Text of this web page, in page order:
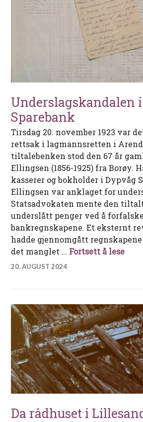
Underslagskandalen
Sparebank
Tirsdag 20. november 1923 var
rettsak i lagmannsretten i
tiltalebenken stod den 67 år
Ellingsen (1856-1925) fra Borøy.
kasserer og bokholder i Dypvåg
Ellingsen var anklaget for
Statsadvokaten mente den
underslått penger ved å forfalske
bankregnskapene. Et eksternt
hadde gjennomgått
det manglet … Fortsett å lese
20. AUGUST 2024
Da rådhuset i